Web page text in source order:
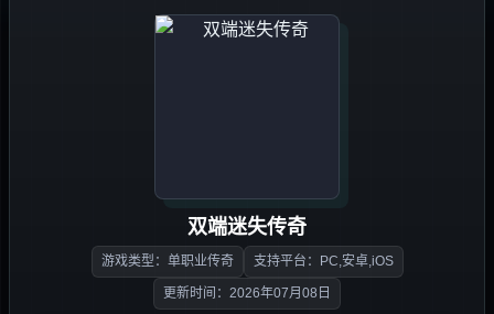
双端迷失传奇
游戏类型：单职业传奇 支持平台：PC,安卓,iOS
更新时间：2026年07月08日